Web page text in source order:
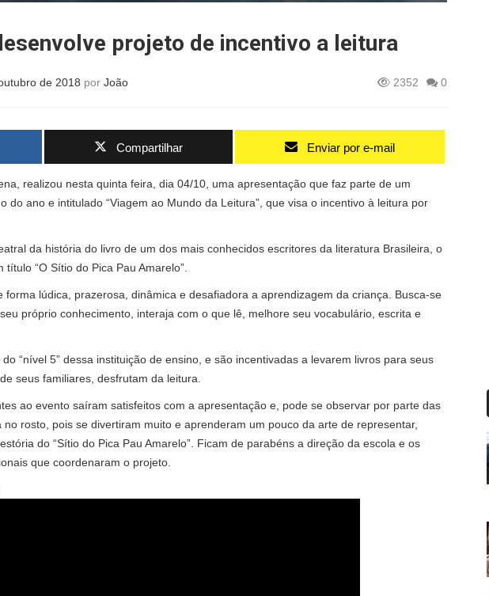
projeto de incentivo a leitura
de 2018 por João 2352 0
Compartilhar Enviar por e-mail
realizou nesta quinta feira, dia 04/10, uma apresentação que faz parte de um
do ano e intitulado “Viagem ao Mundo da Leitura”, que visa o incentivo à leitura por
da história do livro de um dos mais conhecidos escritores da literatura Brasileira, o
“O Sítio do Pica Pau Amarelo”.
forma lúdica, prazerosa, dinâmica e desafiadora a aprendizagem da criança. Busca-se
próprio conhecimento, interaja com o que lê, melhore seu vocabulário, escrita e
“nível 5” dessa instituição de ensino, e são incentivadas a levarem livros para seus
seus familiares, desfrutam da leitura.
ao evento saíram satisfeitos com a apresentação e, pode se observar por parte das
rosto, pois se divertiram muito e aprenderam um pouco da arte de representar,
do “Sítio do Pica Pau Amarelo”. Ficam de parabéns a direção da escola e os
que coordenaram o projeto.